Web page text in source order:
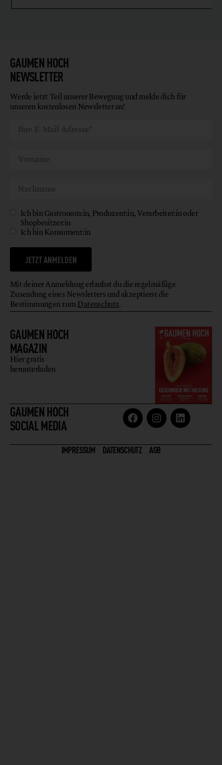
GAUMEN HOCH
MAGAZIN
Hier gratis
herunterladen
GAUMEN HOCH
SOCIAL MEDIA
GAUMEN HOCH
NEWSLETTER
Werde jetzt Teil unserer Bewegung und melde dich für
unseren kostenlosen Newsletter an!
Ich bin Gastronom:in, Produzent:in, Verarbeiter:in oder
Shopbesitzer:in
Ich bin Konsument:in
JETZT ANMELDEN
Mit deiner Anmeldung erlaubst du die regelmäßige
Zusendung eines Newsletters und akzeptierst die
Bestimmungen zumDatenschutz.
IMPRESSUM DATENSCHUTZ AGB